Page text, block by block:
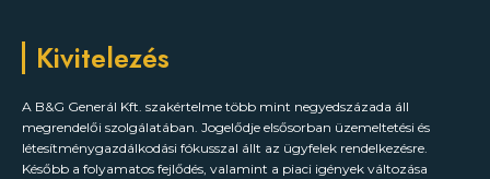
Kivitelezés
A B&G Generál Kft. szakértelme több mint negyedszázada áll
megrendelői szolgálatában. Jogelődje elsősorban üzemeltetési és
létesítménygazdálkodási fókusszal állt az ügyfelek rendelkezésre.
Később a folyamatos fejlődés, valamint a piaci igények változása